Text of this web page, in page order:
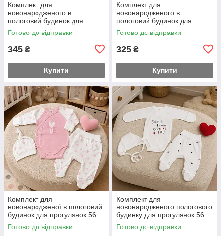
Комплект для
новонародженого в
пологовий будинок для
прогулянок 56 розмір
розпашування повзуни та
чепчик заміри на додаткових
фото
Готово до відправки
345 ₴
Купити
Комплект для
новонародженого в
пологовий будинок для
прогулянок 56 розмір боді
повзуни та чепчик заміри на
Готово до відправки
325 ₴
Купити
Комплект для
новонародженої в пологовий
будинок для прогулянок 56
розмір боді повзуни та
шапочка заміри на
Готово до відправки
Комплект для
новонародженого пологового
будинку для прогулянок 56
розмір боді повзуни та чепчик
заміри на додаткових фото
Готово до відправки